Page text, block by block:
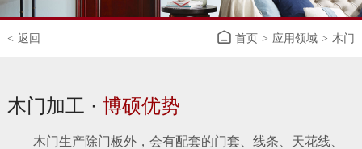
< 返回 首页 > 应用领域 > 木门
木门加工 · 博硕优势
木门生产除门板外，会有配套的门套、线条、天花线、